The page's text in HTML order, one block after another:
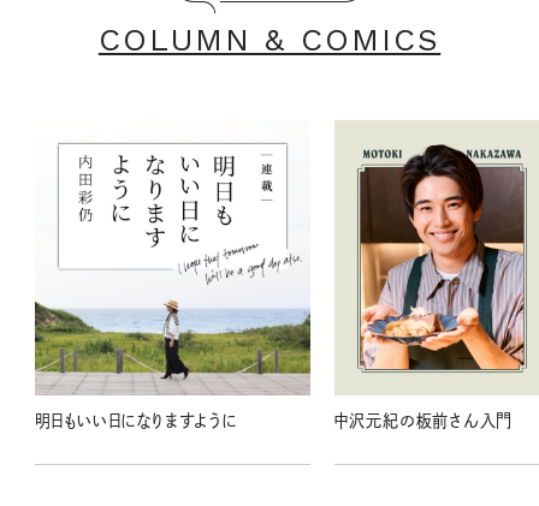
COLUMN & COMICS
明日もいい日になりますように 中沢元紀の板前さん入門